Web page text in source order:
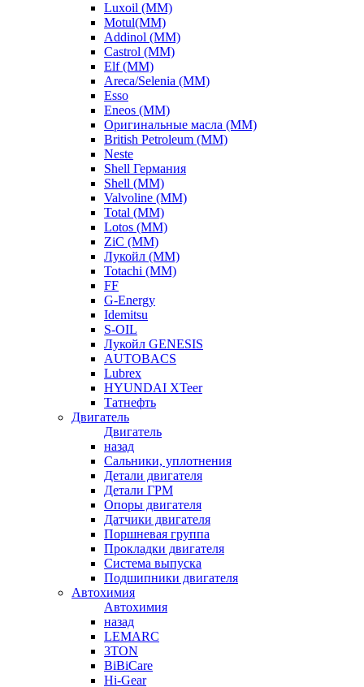
Luxoil (ММ)
Motul(ММ)
Addinol (ММ)
Castrol (ММ)
Elf (ММ)
Areca/Selenia (ММ)
Esso
Eneos (ММ)
Оригинальные масла (ММ)
British Petroleum (ММ)
Neste
Shell Германия
Shell (ММ)
Valvoline (ММ)
Total (ММ)
Lotos (ММ)
ZiC (ММ)
Лукойл (ММ)
Totachi (MM)
FF
G-Energy
Idemitsu
S-OIL
Лукойл GENESIS
AUTOBACS
Lubrex
HYUNDAI XTeer
Татнефть
Двигатель
Двигатель
назад
Сальники, уплотнения
Детали двигателя
Детали ГРМ
Опоры двигателя
Датчики двигателя
Поршневая группа
Прокладки двигателя
Система выпуска
Подшипники двигателя
Автохимия
Автохимия
назад
LEMARC
3TON
BiBiCare
Hi-Gear